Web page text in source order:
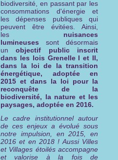
biodiversité, en passant par les
consommations d'énergie et
les dépenses publiques qui
peuvent être évitées. Ainsi,
les nuisances
lumineuses sont désormais
unobjectif public inscrit
dans les lois Grenelle I et II,
dans la loi de la transition
énergétique, adoptée en
2015 et dans la loi pour la
reconquête de la
biodiversité, la nature et les
paysages, adoptée en 2016.
Le cadre institutionnel autour
de ces enjeux a évolué sous
notre impulsion, en 2015, en
2016 et en 2018 ! Aussi Villes
et Villages étoilés accompagne
et valorise à la fois de